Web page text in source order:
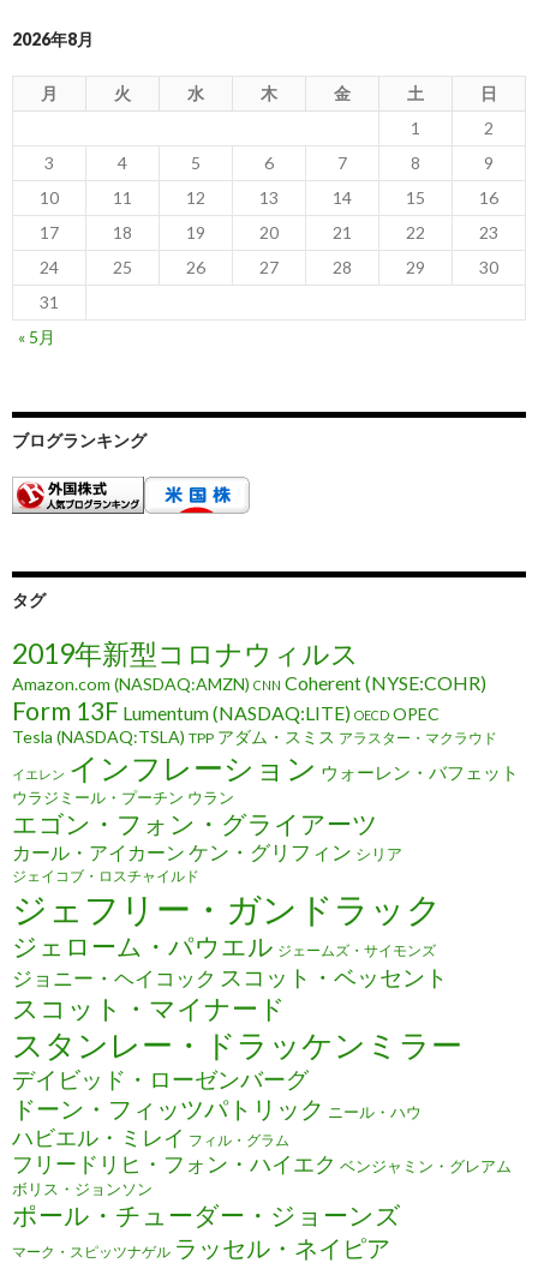
2026年8月
月 火 水 木 金 土
日
1
2
3
4 5 6 7 8
9
10
11 12 13 14 15
16
17
18 19 20 21 22
23
24
25 26 27 28 29
30
31
« 5月
ブログランキング
タグ
2019年新型コロナウィルス
Amazon.com (NASDAQ:AMZN) CNN Coherent (NYSE:COHR)
Form 13F Lumentum (NASDAQ:LITE) OECD OPEC
Tesla (NASDAQ:TSLA) TPP アダム・スミス アラスター・マクラウド
イエレン インフレーション ウォーレン・バフェット
ウラジミール・プーチン ウラン
エゴン・フォン・グライアーツ
カール・アイカーン ケン・グリフィン シリア
ジェイコブ・ロスチャイルド
ジェフリー・ガンドラック
ジェローム・パウエル ジェームズ・サイモンズ
ジョニー・ヘイコック スコット・ベッセント
スコット・マイナード
スタンレー・ドラッケンミラー
デイビッド・ローゼンバーグ
ドーン・フィッツパトリック ニール・ハウ
ハビエル・ミレイ フィル・グラム
フリードリヒ・フォン・ハイエク ベンジャミン・グレアム
ボリス・ジョンソン
ポール・チューダー・ジョーンズ
マーク・スピッツナゲル ラッセル・ネイピア